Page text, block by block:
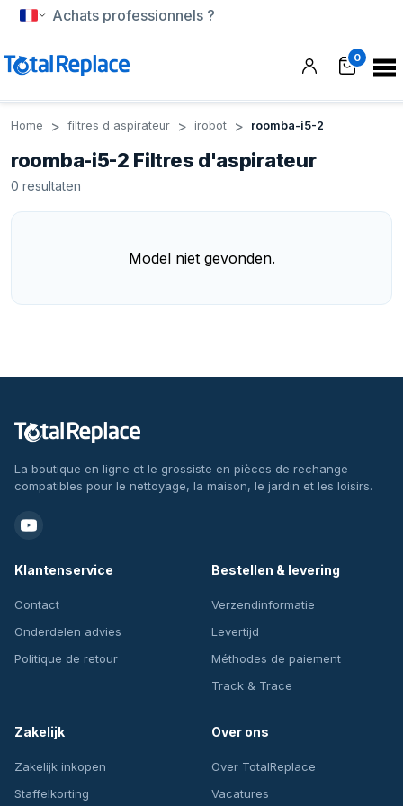
Achats professionnels ?
0
Home filtres d aspirateur irobot roomba-i5-2
roomba-i5-2 Filtres d'aspirateur
0 resultaten
Model niet gevonden.
La boutique en ligne et le grossiste en pièces de rechange
compatibles pour le nettoyage, la maison, le jardin et les loisirs.
Klantenservice
Contact
Onderdelen advies
Politique de retour
Bestellen & levering
Verzendinformatie
Levertijd
Méthodes de paiement
Track & Trace
Zakelijk
Zakelijk inkopen
Staffelkorting
Over ons
Over TotalReplace
Vacatures